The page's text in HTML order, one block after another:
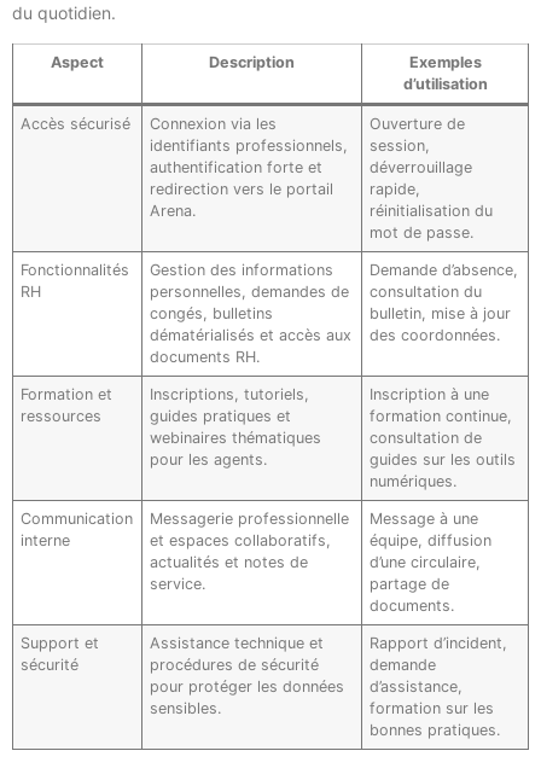
du quotidien.
Aspect Description
Exemples
d’utilisation
Accès sécurisé
Connexion via les
identifiants professionnels,
authentification forte et
redirection vers le portail
Arena.
Ouverture de
session,
déverrouillage
rapide,
réinitialisation du
mot de passe.
Fonctionnalités
RH
Gestion des informations
personnelles, demandes de
congés, bulletins
dématérialisés et accès aux
documents RH.
Demande d’absence,
consultation du
bulletin, mise à jour
des coordonnées.
Formation et
ressources
Inscriptions, tutoriels,
guides pratiques et
webinaires thématiques
pour les agents.
Inscription à une
formation continue,
consultation de
guides sur les outils
numériques.
Communication
interne
Messagerie professionnelle
et espaces collaboratifs,
actualités et notes de
service.
Message à une
équipe, diffusion
d’une circulaire,
partage de
documents.
Support et
sécurité
Assistance technique et
procédures de sécurité
pour protéger les données
sensibles.
Rapport d’incident,
demande
d’assistance,
formation sur les
bonnes pratiques.